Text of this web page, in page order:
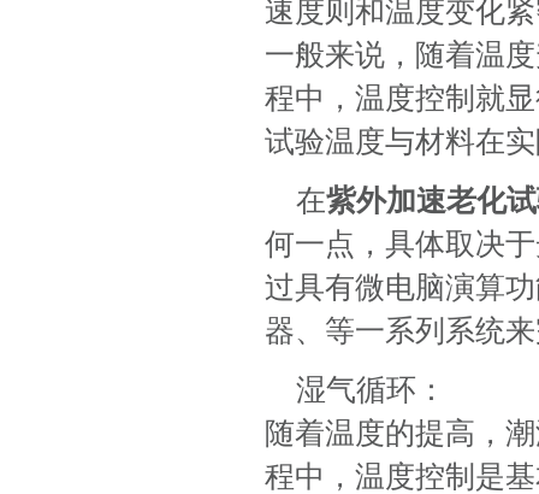
速度则和温度变化
一般来说，随着温
程中，温度控制就
试验温度与材料在
在紫外加速老化
何一点，具体取决
过具有微电脑演算
器、等一系列系统
湿气循环：
随着温度的提高，
程中，温度控制是